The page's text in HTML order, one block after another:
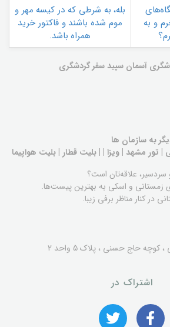
و به
بله، به شرطی که در کیسه مهر و
موم شده باشند و فاکتور خرید
همراه باشد.
آسمان سپید سفر گردشگری
به سازمان ها
| تور مشهد | ویزا | | بلیت قطار | بلیت هواپیما
علاقه‌تان است؟
زمستانی و اسکی به بهترین پیست‌ها.
کنار مناظر برفی زیبا.
حاج حسنی ، پلاک 5 واحد 2
اشتراک در